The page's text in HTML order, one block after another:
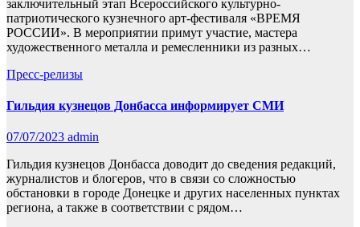
заключительный этап Всероссийского культурно-
патриотического кузнечного арт-фестиваля «ВРЕМЯ
РОССИИ». В мероприятии примут участие, мастера
художественного металла и ремесленники из разных…
Пресс-релизы
Гильдия кузнецов Донбасса информирует СМИ
07/07/2023 admin
Гильдия кузнецов Донбасса доводит до сведения редакций,
журналистов и блогеров, что в связи со сложностью
обстановки в городе Донецке и других населенных пунктах
региона, а также в соответствии с рядом…